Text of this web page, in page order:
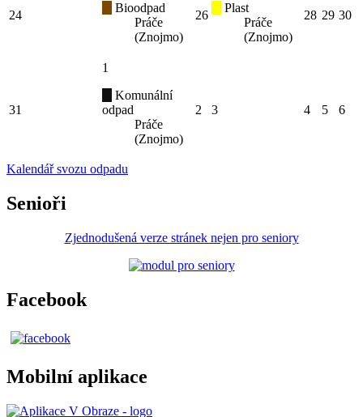
24
Bioodpad
Práče
(Znojmo)
26
Plast
Práče
(Znojmo)
28 29 30
31
1
Komunální
odpad
Práče
(Znojmo)
2 3 4 5 6
Kalendář svozu odpadu
Senioři
Zjednodušená verze stránek nejen pro seniory
Facebook
Mobilní aplikace